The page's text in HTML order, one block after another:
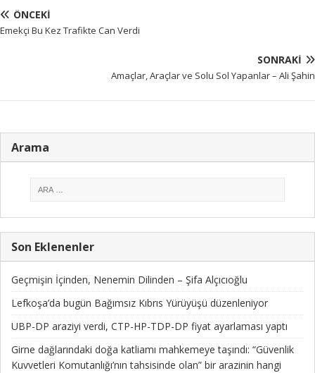
ÖNCEKI
Emekçi Bu Kez Trafikte Can Verdi
SONRAKI
Amaçlar, Araçlar ve Solu Sol Yapanlar – Ali Şahin
Arama
Son Eklenenler
Geçmişin İçinden, Nenemin Dilinden – Şifa Alçıcıoğlu
Lefkoşa’da bugün Bağımsız Kıbrıs Yürüyüşü düzenleniyor
UBP-DP araziyi verdi, CTP-HP-TDP-DP fiyat ayarlaması yaptı
Girne dağlarındaki doğa katliamı mahkemeye taşındı: “Güvenlik
Kuvvetleri Komutanlığı’nın tahsisinde olan” bir arazinin hangi